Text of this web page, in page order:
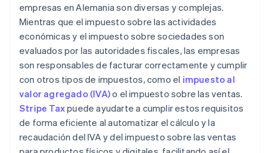
empresas en Alemania son diversas y complejas.
Mientras que el impuesto sobre las actividades
económicas y el impuesto sobre sociedades son
evaluados por las autoridades fiscales, las empresas
son responsables de facturar correctamente y cumplir
con otros tipos de impuestos, como el impuesto al
valor agregado (IVA)o el impuesto sobre las ventas.
Stripe Taxpuede ayudarte a cumplir estos requisitos
de forma eficiente al automatizar el cálculo y la
recaudación del IVA y del impuesto sobre las ventas